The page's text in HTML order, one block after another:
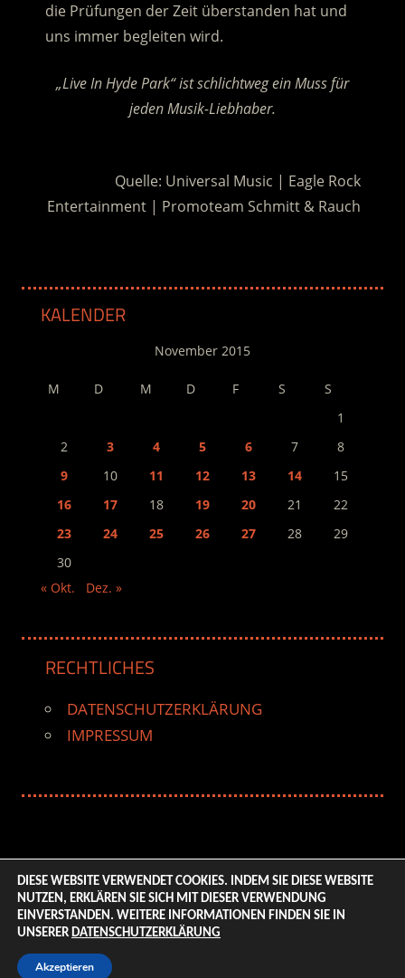
die Prüfungen der Zeit überstanden hat und
uns immer begleiten wird.
„Live In Hyde Park“ ist schlichtweg ein Muss für
jeden Musik-Liebhaber.
Quelle: Universal Music | Eagle Rock
Entertainment | Promoteam Schmitt & Rauch
KALENDER
November 2015
M D M D F S
S
1
2
3 4 5 6 7
8
9
10 11 12 13 14
15
16
17 18 19 20 21
22
23
24 25 26 27 28
29
30
« Okt.
Dez. »
RECHTLICHES
DATENSCHUTZERKLÄRUNG
IMPRESSUM
© 2026 ENTERTAINMENT BASE – Life & Style Magazine.
All Rights Reserved. | Based on
DIESE WEBSITE VERWENDET COOKIES. INDEM SIE DIESE WEBSITE
NUTZEN, ERKLÄREN SIE SICH MIT DIESER VERWENDUNG
EINVERSTANDEN. WEITERE INFORMATIONEN FINDEN SIE IN
UNSERER DATENSCHUTZERKLÄRUNG
Akzeptieren